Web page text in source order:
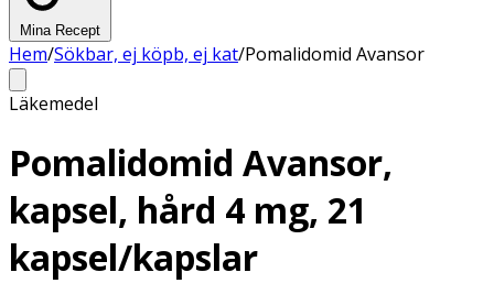
Mina Recept
Hem/Sökbar, ej köpb, ej kat/Pomalidomid Avansor
Läkemedel
Pomalidomid Avansor,
kapsel, hård 4 mg, 21
kapsel/kapslar